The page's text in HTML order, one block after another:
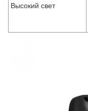
Высокий свет